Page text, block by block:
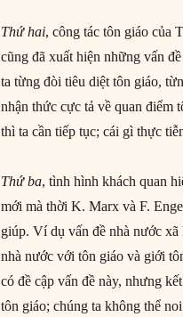
Thứ hai, công tác tôn giáo của
cũng đã xuất hiện những vấn
ta từng đòi tiêu diệt tôn giáo,
nhận thức cực tả về quan điểm
thì ta cần tiếp tục; cái gì thực
Thứ ba, tình hình khách quan
mới mà thời K. Marx và F.
giúp. Ví dụ vấn đề nhà nước
nhà nước với tôn giáo và giới
có đề cập vấn đề này, nhưng
tôn giáo; chúng ta không thể